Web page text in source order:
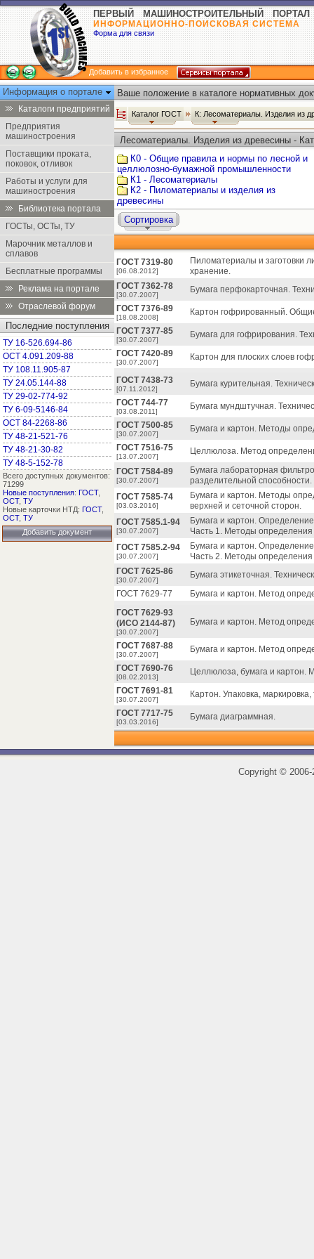
ПЕРВЫЙ МАШИНОСТРОИТЕЛЬНЫЙ ПОРТАЛ
ИНФОРМАЦИОННО-ПОИСКОВАЯ СИСТЕМА
Форма для связи
Добавить в избранное
Информация о портале
Каталоги предприятий
Предприятия
машиностроения
Поставщики проката,
поковок, отливок
Работы и услуги для
машиностроения
Библиотека портала
ГОСТы, ОСТы, ТУ
Марочник металлов и
сплавов
Бесплатные программы
Реклама на портале
Отраслевой форум
Последние поступления
ТУ 16-526.694-86
ОСТ 4.091.209-88
ТУ 108.11.905-87
ТУ 24.05.144-88
ТУ 29-02-774-92
ТУ 6-09-5146-84
ОСТ 84-2268-86
ТУ 48-21-521-76
ТУ 48-21-30-82
ТУ 48-5-152-78
Всего доступных документов:
71299
Новые поступления: ГОСТ,
ОСТ, ТУ
Новые карточки НТД: ГОСТ,
ОСТ, ТУ
Добавить документ
Ваше положение в каталоге нормативных
Каталог ГОСТ К: Лесоматериалы. Изделия из
Лесоматериалы. Изделия из древесины -
К0 - Общие правила и нормы по лесной и
целлюлозно-бумажной промышленности
К1 - Лесоматериалы
К2 - Пиломатериалы и изделия из
древесины
Сортировка
ГОСТ 7319-80
[06.08.2012]
Пиломатериалы и заготовки
хранение.
ГОСТ 7362-78
[30.07.2007]
Бумага перфокарточная.
ГОСТ 7376-89
[18.08.2008]
Картон гофрированный.
ГОСТ 7377-85
[30.07.2007]
Бумага для гофрирования.
ГОСТ 7420-89
[30.07.2007]
Картон для плоских слоев
ГОСТ 7438-73
[07.11.2012]
Бумага курительная.
ГОСТ 744-77
[03.08.2011]
Бумага мундштучная.
ГОСТ 7500-85
[30.07.2007]
Бумага и картон. Методы
ГОСТ 7516-75
[13.07.2007]
Целлюлоза. Метод
ГОСТ 7584-89
[30.07.2007]
Бумага лабораторная
разделительной способности.
ГОСТ 7585-74
[03.03.2016]
Бумага и картон. Методы
верхней и сеточной сторон.
ГОСТ 7585.1-94
[30.07.2007]
Бумага и картон.
Часть 1. Методы
ГОСТ 7585.2-94
[30.07.2007]
Бумага и картон.
Часть 2. Методы
ГОСТ 7625-86
[30.07.2007]
Бумага этикеточная.
ГОСТ 7629-77
Бумага и картон. Метод
ГОСТ 7629-93
(ИСО 2144-87)
[30.07.2007]
Бумага и картон. Метод
ГОСТ 7687-88
[30.07.2007]
Бумага и картон. Метод
ГОСТ 7690-76
[08.02.2013]
Целлюлоза, бумага и картон.
ГОСТ 7691-81
[30.07.2007]
Картон. Упаковка,
ГОСТ 7717-75
[03.03.2016]
Бумага диаграммная.
Copyright ©